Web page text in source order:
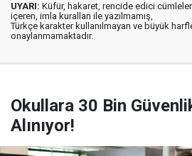
UYARI: Küfür, hakaret, rencide edici cümleler
içeren, imla kuralları ile yazılmamış,
Türkçe karakter kullanılmayan ve büyük
onaylanmamaktadır.
Okullara 30 Bin
Alınıyor!